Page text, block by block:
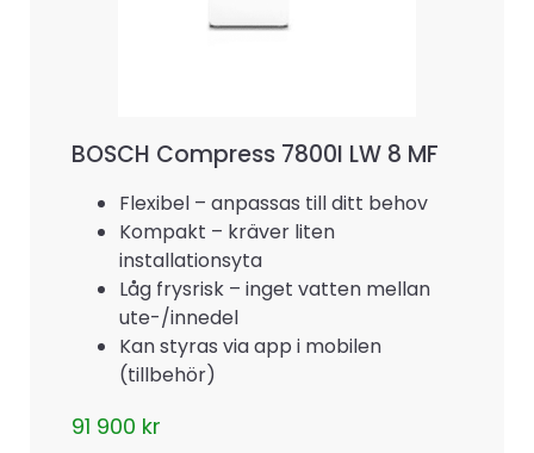
BOSCH Compress 7800I LW 8 MF
Flexibel – anpassas till ditt behov
Kompakt – kräver liten
installationsyta
Låg frysrisk – inget vatten mellan
ute-/innedel
Kan styras via app i mobilen
(tillbehör)
91 900 kr